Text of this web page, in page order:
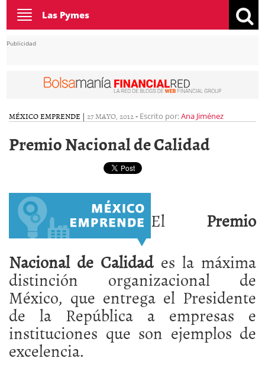
Toggle
navigation
Las Pymes
Publicidad
MÉXICO EMPRENDE | 27 MAYO, 2012- Escrito por:Ana Jiménez
Premio Nacional de Calidad
El Premio
Nacional de Calidad es la máxima
distinción organizacional de
México, que entrega el Presidente
de la República a empresas e
instituciones que son ejemplos de
excelencia.